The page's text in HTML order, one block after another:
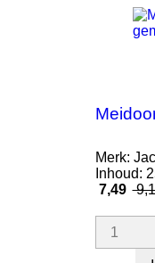
Merk:
Inhoud:
Prijs
7,49